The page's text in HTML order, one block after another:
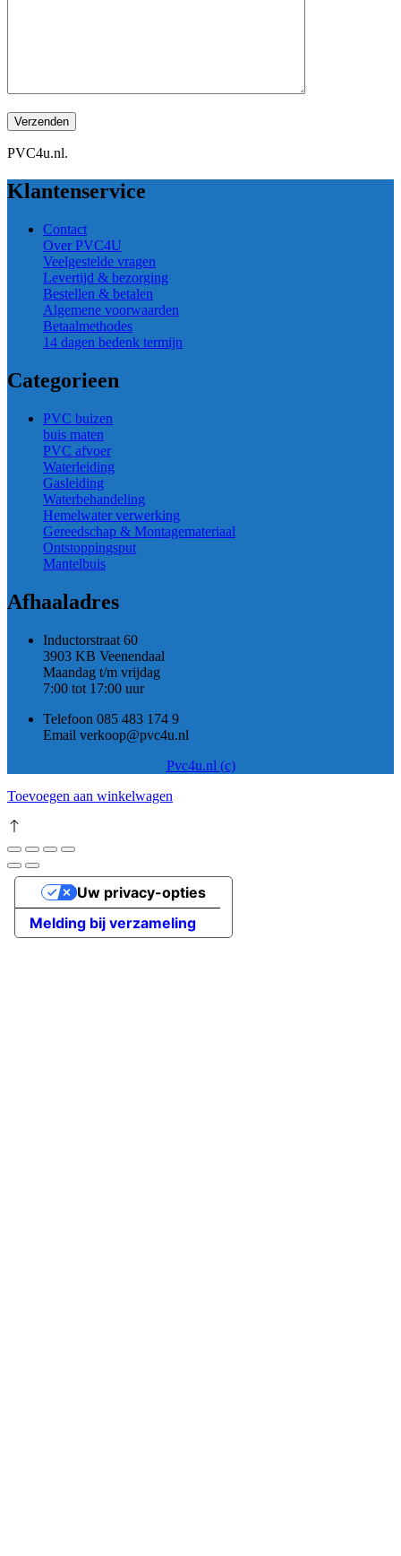
PVC4u.nl.
Klantenservice
Contact
Over PVC4U
Veelgestelde vragen
Levertijd & bezorging
Bestellen & betalen
Algemene voorwaarden
Betaalmethodes
14 dagen bedenk termijn
Categorieen
PVC buizen
buis maten
PVC afvoer
Waterleiding
Gasleiding
Waterbehandeling
Hemelwater verwerking
Gereedschap & Montagemateriaal
Ontstoppingsput
Mantelbuis
Afhaaladres
Inductorstraat 60
3903 KB Veenendaal
Maandag t/m vrijdag
7:00 tot 17:00 uur
Telefoon 085 483 174 9
Email verkoop@pvc4u.nl
Pvc4u.nl (c)
Toevoegen aan winkelwagen
Melding bij verzameling
Uw privacy-opties